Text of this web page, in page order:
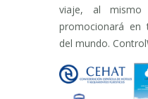
viaje, al
promocionará en
del mundo.